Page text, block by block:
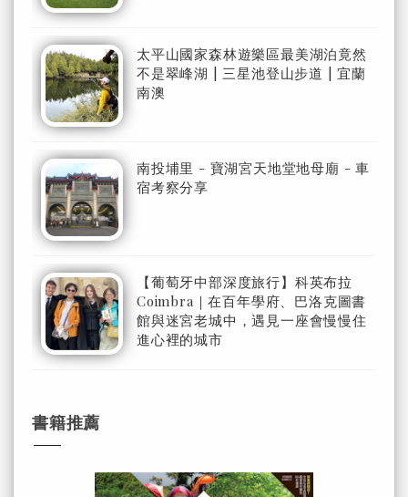
太平山國家森林遊樂區最美湖泊竟然
不是翠峰湖 | 三星池登山步道 | 宜蘭
南澳
南投埔里 - 寶湖宮天地堂地母廟 - 車
宿考察分享
【葡萄牙中部深度旅行】科英布拉
Coimbra｜在百年學府、巴洛克圖書
館與迷宮老城中，遇見一座會慢慢住
進心裡的城市
書籍推薦